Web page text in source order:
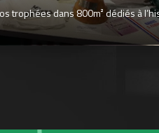
trophées dans 800m² dédiés à